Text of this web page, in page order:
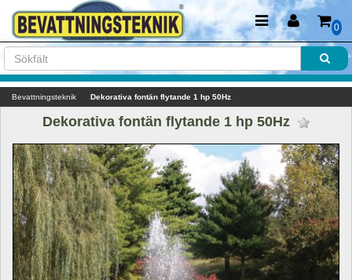
0
Bevattningsteknik Dekorativa fontän flytande 1 hp 50Hz
Dekorativa fontän flytande 1 hp 50Hz